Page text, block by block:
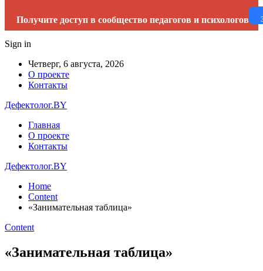
Получите доступ в сообщество педагогов и психологов
Sign in
Четверг, 6 августа, 2026
О проекте
Контакты
Дефектолог.BY
Главная
О проекте
Контакты
Дефектолог.BY
Home
Content
«Занимательная таблица»
Content
«Занимательная таблица»